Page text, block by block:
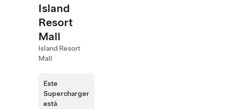
Island
Resort
Mall
Island Resort
Mall
Este
Supercharger
está